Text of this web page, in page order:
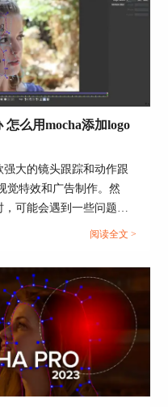
提供的预设特效。
Sapphire提供的预
面板
怎么用mocha添加logo
强大的镜头跟踪和动作跟
觉特效和广告制作。然
可能会遇到一些问题，
要添加Logo等。本文将详
场吗。通过这些内容，帮
提高后期制作的效果和效
阅读全文 >